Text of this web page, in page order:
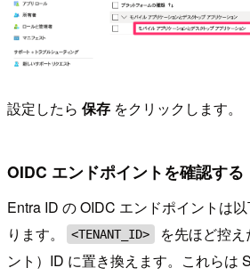
設定したら 保存 をクリックします。
OIDC エンドポイントを確認する
Entra ID の OIDC エンドポイントは
ります。
<TENANT_ID>
を先ほど控
ント）ID に置き換えます。これらは